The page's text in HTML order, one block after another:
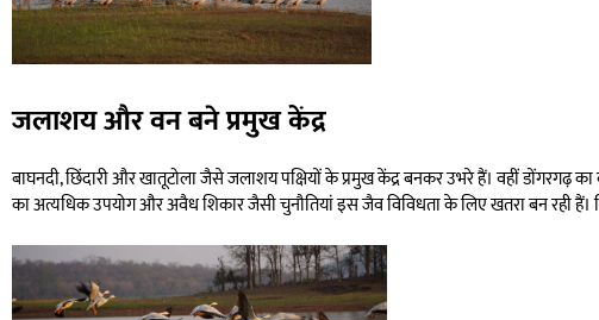
जलाशय और वन बने प्रमुख केंद्र
बाघनदी, छिंदारी और खातूटोला जैसे जलाशय पक्षियों के प्रमुख केंद्र बनकर उभरे हैं। वहीं डोंगरगढ़
का अत्यधिक उपयोग और अवैध शिकार जैसी चुनौतियां इस जैव विविधता के लिए खतरा बन रही हैं।